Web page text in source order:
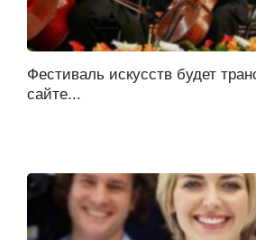
Фестиваль искусств будет
сайте...